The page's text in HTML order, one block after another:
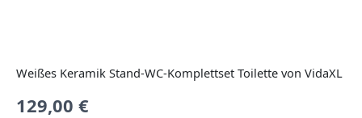
Weißes Keramik Stand-WC-Komplettset Toilette von VidaXL
129,00 €